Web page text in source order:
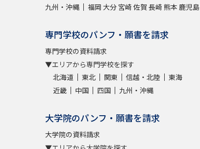
九州・沖縄
福岡 大分 宮崎 佐賀 長崎 熊本 鹿児島
専門学校のパンフ・願書を請求
専門学校の資料請求
▼エリアから専門学校を探す
北海道
東北 関東 信越・北陸
東海
近畿
中国 四国 九州・沖縄
大学院のパンフ・願書を請求
大学院の資料請求